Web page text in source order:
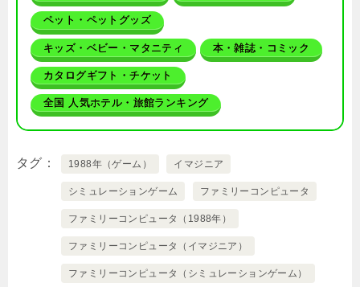
ペット・ペットグッズ
キッズ・ベビー・マタニティ 本・雑誌・コミック
カタログギフト・チケット
全国 人気ホテル・旅館ランキング
タグ 1988年（ゲーム） イマジニア
シミュレーションゲーム ファミリーコンピュータ
ファミリーコンピュータ（1988年）
ファミリーコンピュータ（イマジニア）
ファミリーコンピュータ（シミュレーションゲーム）